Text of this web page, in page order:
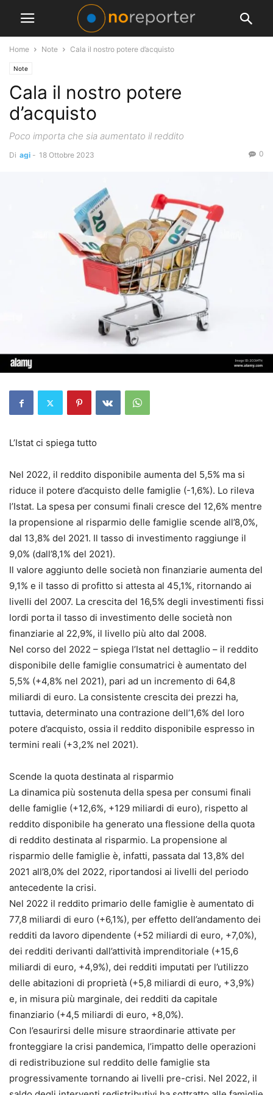
Home Note Cala il nostro potere d’acquisto
Note
Cala il nostro potere
d’acquisto
Poco importa che sia aumentato il reddito
Di agi - 18 Ottobre 2023 0
L’Istat ci spiega tutto
Nel 2022, il reddito disponibile aumenta del 5,5% ma si
riduce il potere d’acquisto delle famiglie (-1,6%). Lo rileva
l’Istat. La spesa per consumi finali cresce del 12,6% mentre
la propensione al risparmio delle famiglie scende all’8,0%,
dal 13,8% del 2021. Il tasso di investimento raggiunge il
9,0% (dall’8,1% del 2021).
Il valore aggiunto delle società non finanziarie aumenta del
9,1% e il tasso di profitto si attesta al 45,1%, ritornando ai
livelli del 2007. La crescita del 16,5% degli investimenti fissi
lordi porta il tasso di investimento delle società non
finanziarie al 22,9%, il livello più alto dal 2008.
Nel corso del 2022 – spiega l’Istat nel dettaglio – il reddito
disponibile delle famiglie consumatrici è aumentato del
5,5% (+4,8% nel 2021), pari ad un incremento di 64,8
miliardi di euro. La consistente crescita dei prezzi ha,
tuttavia, determinato una contrazione dell’1,6% del loro
potere d’acquisto, ossia il reddito disponibile espresso in
termini reali (+3,2% nel 2021).
Scende la quota destinata al risparmio
La dinamica più sostenuta della spesa per consumi finali
delle famiglie (+12,6%, +129 miliardi di euro), rispetto al
reddito disponibile ha generato una flessione della quota
di reddito destinata al risparmio. La propensione al
risparmio delle famiglie è, infatti, passata dal 13,8% del
2021 all’8,0% del 2022, riportandosi ai livelli del periodo
antecedente la crisi.
Nel 2022 il reddito primario delle famiglie è aumentato di
77,8 miliardi di euro (+6,1%), per effetto dell’andamento dei
redditi da lavoro dipendente (+52 miliardi di euro, +7,0%),
dei redditi derivanti dall’attività imprenditoriale (+15,6
miliardi di euro, +4,9%), dei redditi imputati per l’utilizzo
delle abitazioni di proprietà (+5,8 miliardi di euro, +3,9%)
e, in misura più marginale, dei redditi da capitale
finanziario (+4,5 miliardi di euro, +8,0%).
Con l’esaurirsi delle misure straordinarie attivate per
fronteggiare la crisi pandemica, l’impatto delle operazioni
di redistribuzione sul reddito delle famiglie sta
progressivamente tornando ai livelli pre-crisi. Nel 2022, il